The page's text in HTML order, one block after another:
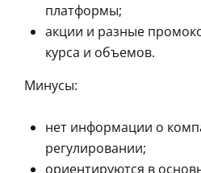
платформы;
акции и разные
курса и объемов.
Минусы:
нет информации о
регулировании;
ориентируются в